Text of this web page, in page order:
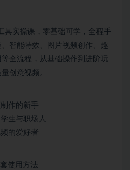
具实操课，零基础可学，全程手
智能特效、图片视频创作、趣
全流程，从基础操作到进阶玩
创意视频。
作的新手
生与职场人
的爱好者
使用方法